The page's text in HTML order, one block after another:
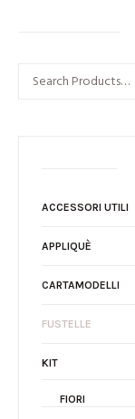
ACCESSORI UTILI
APPLIQUÈ
CARTAMODELLI
FUSTELLE
KIT
FIORI